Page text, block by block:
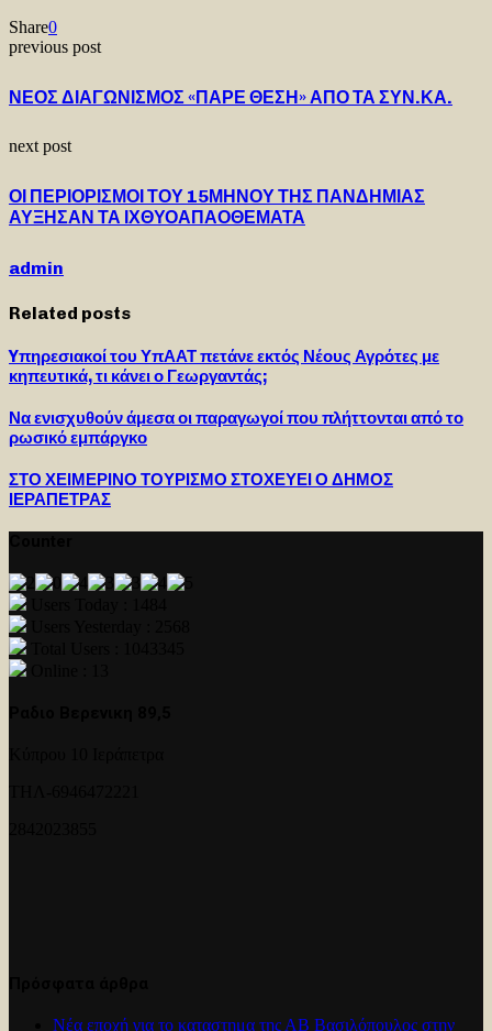
Share0
previous post
ΝΕΟΣ ΔΙΑΓΩΝΙΣΜΟΣ «ΠΑΡΕ ΘΕΣΗ» ΑΠΟ ΤΑ ΣΥΝ.ΚΑ.
next post
ΟΙ ΠΕΡΙΟΡΙΣΜΟΙ ΤΟΥ 15ΜΗΝΟΥ ΤΗΣ ΠΑΝΔΗΜΙΑΣ
ΑΥΞΗΣΑΝ ΤΑ ΙΧΘΥΟΑΠΑΟΘΕΜΑΤΑ
admin
Related posts
Yπηρεσιακοί του ΥπΑΑΤ πετάνε εκτός Νέους Αγρότες με
κηπευτικά, τι κάνει ο Γεωργαντάς;
Να ενισχυθούν άμεσα οι παραγωγοί που πλήττονται από το
ρωσικό εμπάργκο
ΣΤΟ ΧΕΙΜΕΡΙΝΟ ΤΟΥΡΙΣΜΟ ΣΤΟΧΕΥΕΙ Ο ΔΗΜΟΣ
ΙΕΡΑΠΕΤΡΑΣ
Νέα εποχή για το καταστημα της ΑΒ Βασιλόπουλος στην